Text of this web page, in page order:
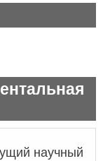
научный